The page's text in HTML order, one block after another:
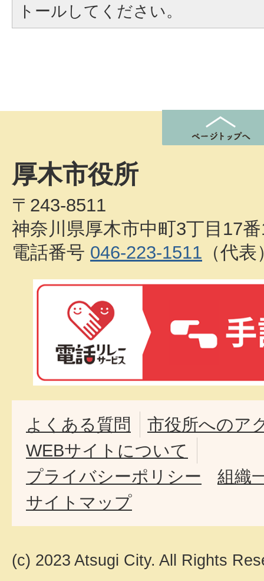
トールしてください。
厚木市役所
〒243-8511
神奈川県厚木市中町3丁目17
電話番号 046-223-1511 （代表
よくある質問
市役所へのア
WEBサイトについて
プライバシーポリシー
組織
サイトマップ
(c) 2023 Atsugi City. All Rights